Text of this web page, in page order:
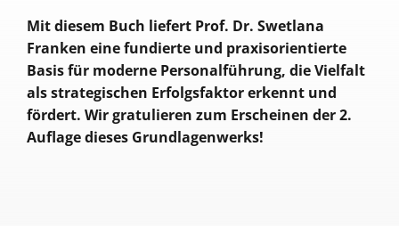
Mit diesem Buch liefert Prof. Dr. Swetlana
Franken eine fundierte und praxisorientierte
Basis für moderne Personalführung, die Vielfalt
als strategischen Erfolgsfaktor erkennt und
fördert. Wir gratulieren zum Erscheinen der 2.
Auflage dieses Grundlagenwerks!